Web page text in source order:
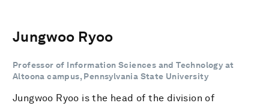
Jungwoo Ryoo
Professor of Information Sciences and Technology at
Altoona campus, Pennsylvania State University
Jungwoo Ryoo is the head of the division of